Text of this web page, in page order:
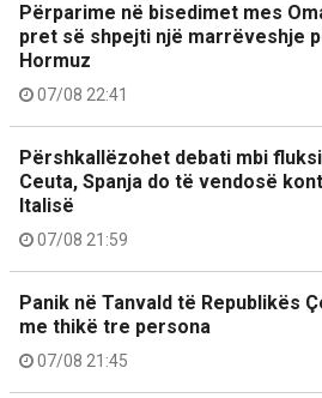
Përparime në bisedimet mes
pret së shpejti një marrëveshje
Hormuz
07/08 22:41
Përshkallëzohet debati mbi
Ceuta, Spanja do të vendosë
Italisë
07/08 21:59
Panik në Tanvald të Republikës
me thikë tre persona
07/08 21:45